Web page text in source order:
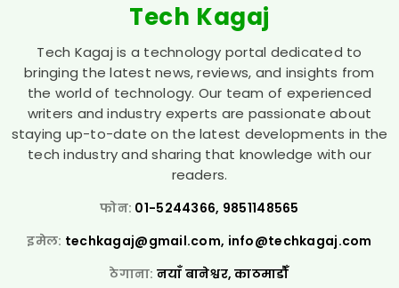
Tech Kagaj
Tech Kagaj is a technology portal dedicated to
bringing the latest news, reviews, and insights from
the world of technology. Our team of experienced
writers and industry experts are passionate about
staying up-to-date on the latest developments in the
tech industry and sharing that knowledge with our
readers.
फोन: 01-5244366, 9851148565
इमेल: techkagaj@gmail.com, info@techkagaj.com
ठेगाना: नयाँ बानेश्वर, काठमाडौँ